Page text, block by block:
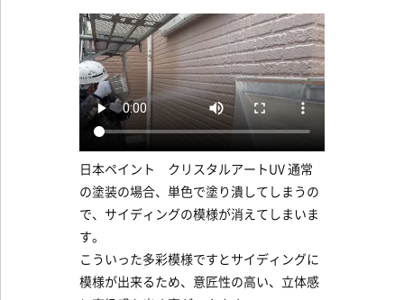
日本ペイント クリスタルアートUV 通常
の塗装の場合、単色で塗り潰してしまうの
で、サイディングの模様が消えてしまいま
す。
こういった多彩模様ですとサイディングに
模様が出来るため、意匠性の高い、立体感